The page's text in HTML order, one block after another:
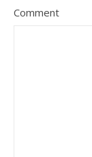
Comment